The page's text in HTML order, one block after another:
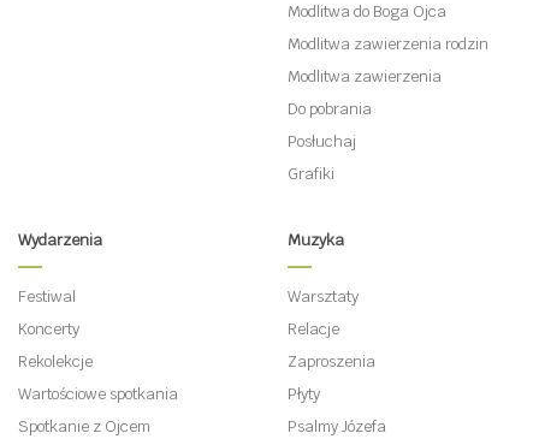
Modlitwa do Boga Ojca
Modlitwa zawierzenia rodzin
Modlitwa zawierzenia
Do pobrania
Posłuchaj
Grafiki
Wydarzenia
Festiwal
Koncerty
Rekolekcje
Wartościowe spotkania
Spotkanie z Ojcem
Muzyka
Warsztaty
Relacje
Zaproszenia
Płyty
Psalmy Józefa